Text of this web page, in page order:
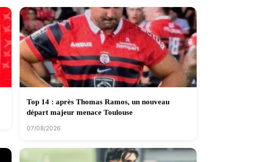
Top 14 : après Thomas Ramos, un nouveau
départ majeur menace Toulouse
07/08/2026